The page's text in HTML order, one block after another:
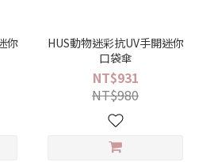
你
HUS動物迷彩抗UV手開迷你
口袋傘
NT$931
NT$980